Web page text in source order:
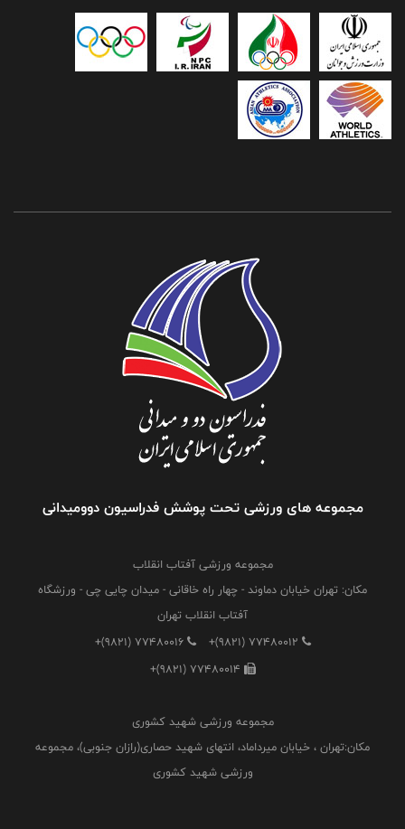
مجموعه های ورزشی تحت پوشش فدراسیون دوومیدانی
مجموعه ورزشی آفتاب انقلاب
مکان: تهران خیابان دماوند - چهار راه خاقانی - میدان چایی چی - ورزشگاه
آفتاب انقلاب تهران
+(9821) 77480012
+(9821) 77480016
+(9821) 77480014
مجموعه ورزشی شهید کشوری
مکان:تهران ، خیابان میرداماد، انتهای شهید حصاری(رازان جنوبی)، مجموعه
ورزشی شهید کشوری